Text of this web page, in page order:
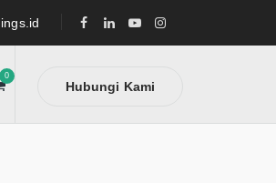
Hubungi Kami
0